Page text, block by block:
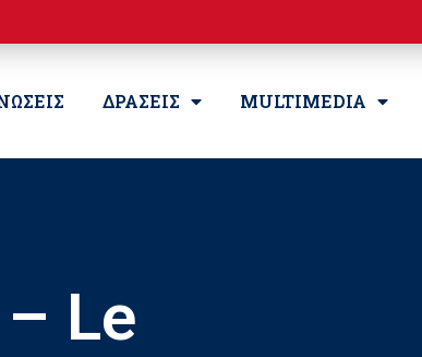
ΔΡΑΣΕΙΣ MULTIMEDIA
Le